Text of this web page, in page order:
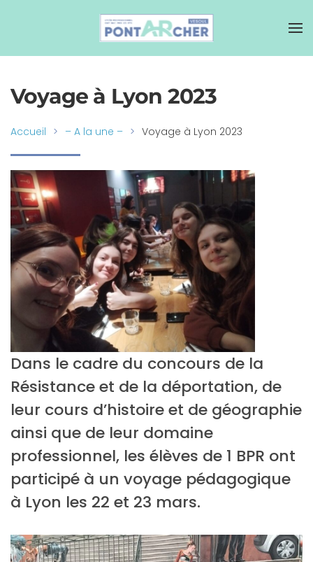
Voyage à Lyon 2023
Accueil – A la une – Voyage à Lyon 2023
Dans le cadre du concours de la
Résistance et de la déportation, de
leur cours d’histoire et de géographie
ainsi que de leur domaine
professionnel, les élèves de 1 BPR ont
participé à un voyage pédagogique
à Lyon les 22 et 23 mars.